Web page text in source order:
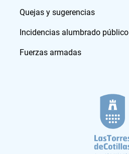
Quejas y sugerencias
Incidencias alumbrado público
Fuerzas armadas